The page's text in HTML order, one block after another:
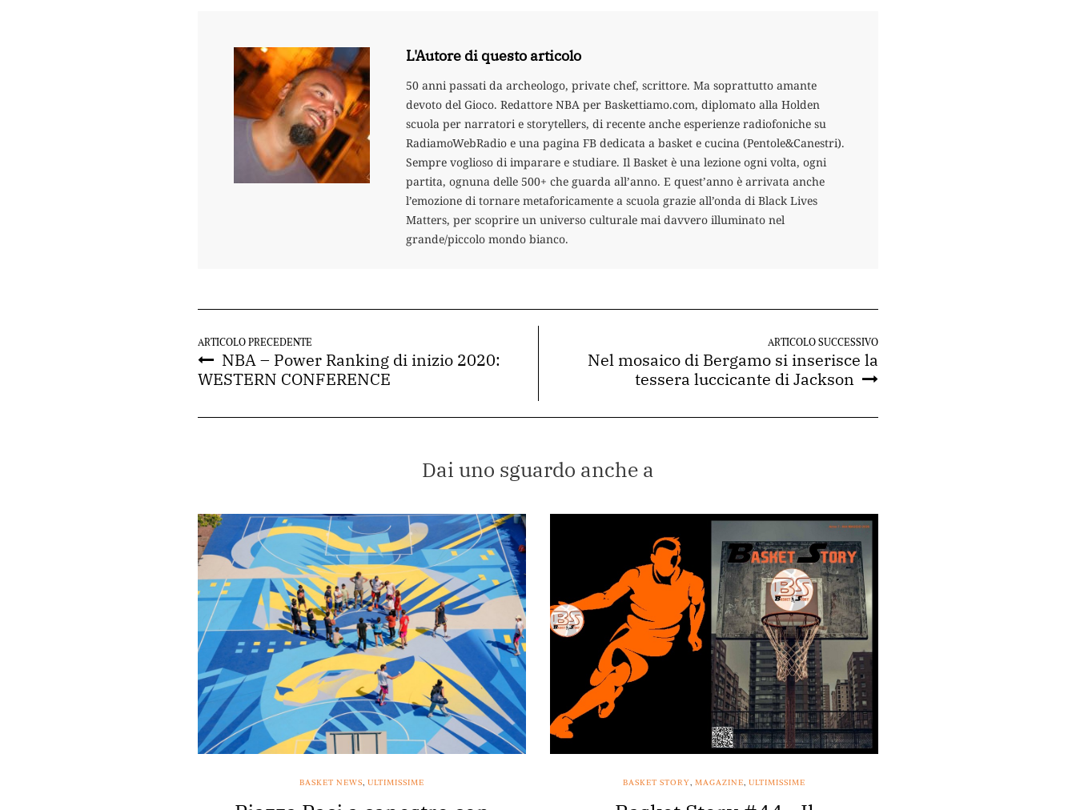
L'Autore di questo articolo
50 anni passati da archeologo, private chef, scrittore. Ma soprattutto amante
devoto del Gioco. Redattore NBA per Baskettiamo.com, diplomato alla Holden
scuola per narratori e storytellers, di recente anche esperienze radiofoniche su
RadiamoWebRadio e una pagina FB dedicata a basket e cucina (Pentole&Canestri).
Sempre voglioso di imparare e studiare. Il Basket è una lezione ogni volta, ogni
partita, ognuna delle 500+ che guarda all’anno. E quest’anno è arrivata anche
l’emozione di tornare metaforicamente a scuola grazie all’onda di Black Lives
Matters, per scoprire un universo culturale mai davvero illuminato nel
grande/piccolo mondo bianco.
ARTICOLO PRECEDENTE
NBA – Power Ranking di inizio 2020:
WESTERN CONFERENCE
ARTICOLO SUCCESSIVO
Nel mosaico di Bergamo si inserisce la
tessera luccicante di Jackson
Dai uno sguardo anche a
BASKET NEWS, ULTIMISSIME BASKET STORY, MAGAZINE, ULTIMISSIME